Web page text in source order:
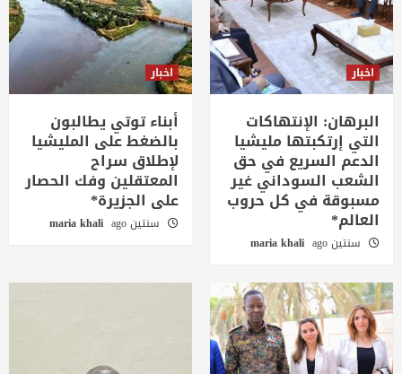
اخبار
البرهان: الإنتهاكات
التي إرتكبتها مليشيا
الدعم السريع في حق
الشعب السوداني غير
مسبوقة في كل حروب
العالم*
سنتين ago maria khali
اخبار
أبناء توتي يطالبون
بالضغط على المليشيا
لإطلاق سراح
المعتقلين وفك الحصار
على الجزيرة*
سنتين ago maria khali